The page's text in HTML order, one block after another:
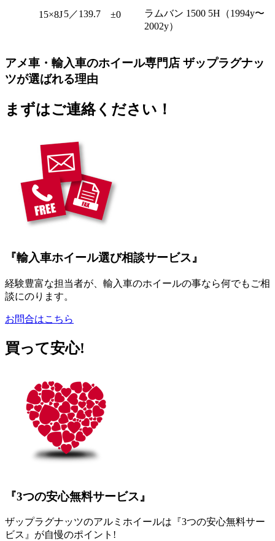
15×8J5／139.7 ±0
ラムバン 1500 5H（1994y〜
2002y）
アメ車・輸入車のホイール専門店 ザップラグナッ
ツが選ばれる理由
まずはご連絡ください！
『輸入車ホイール選び相談サービス』
経験豊富な担当者が、輸入車のホイールの事なら何でもご相
談にのります。
お問合はこちら
買って安心!
『3つの安心無料サービス』
ザップラグナッツのアルミホイールは『3つの安心無料サー
ビス』が自慢のポイント!